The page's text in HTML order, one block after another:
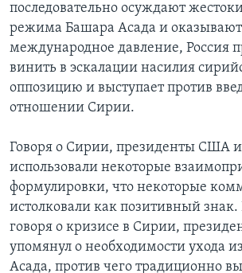
последовательно осуждают
режима Башара Асада и
международное давление, Россия
винить в эскалации насилия
оппозицию и выступает против
отношении Сирии.
Говоря о Сирии, президенты США и
использовали некоторые
формулировки, что некоторые
истолковали как позитивный знак.
говоря о кризисе в Сирии,
упомянул о необходимости ухода
Асада, против чего традиционно